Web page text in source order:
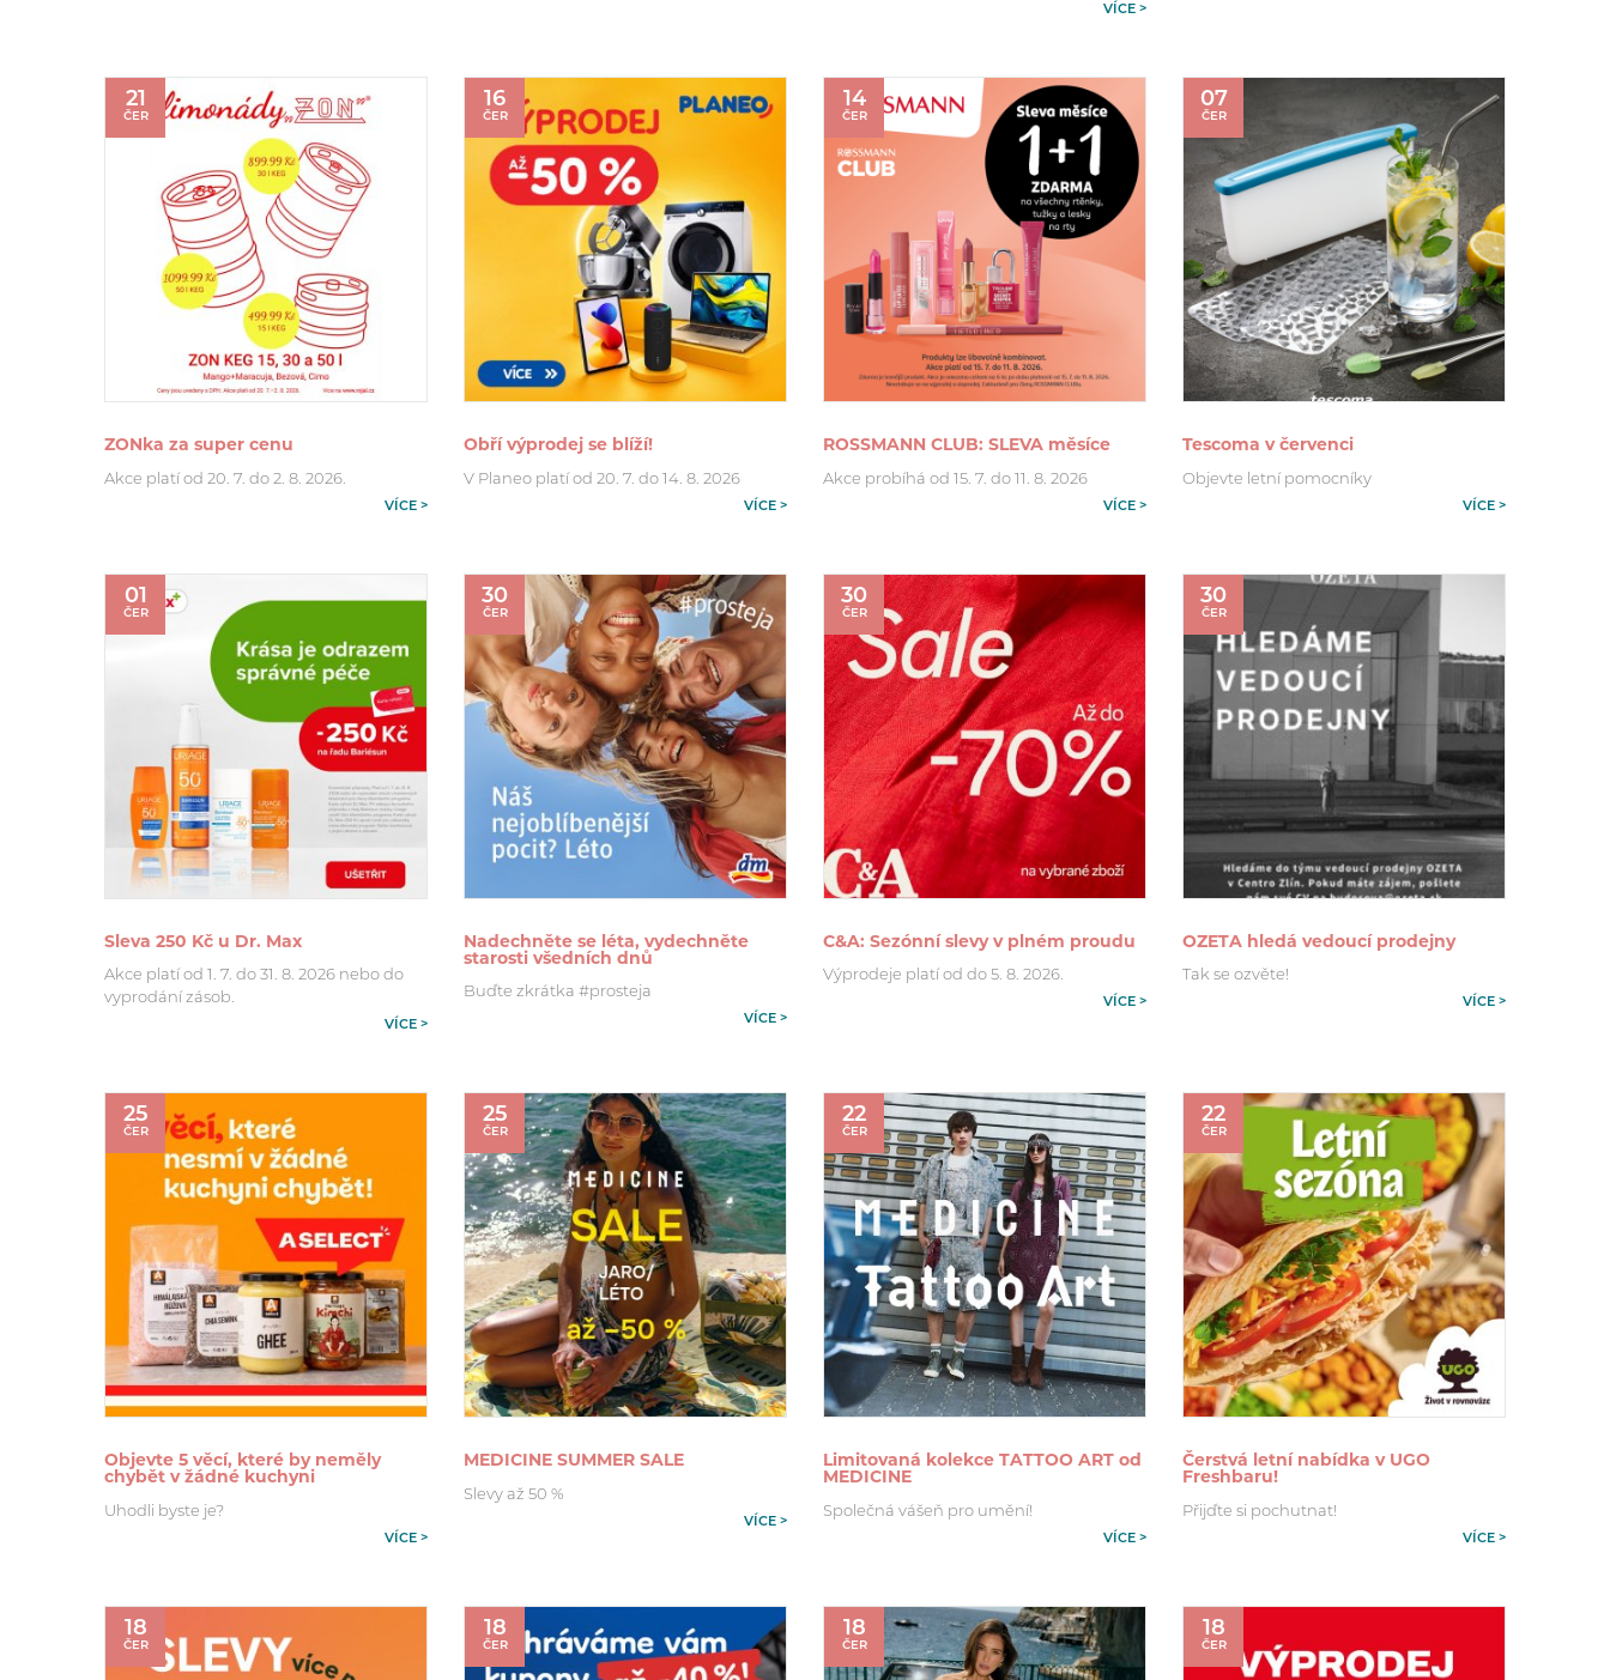
VÍCE >
21
ČER
ZONka za super cenu
Akce platí od 20. 7. do 2. 8. 2026.
VÍCE >
16
ČER
Obří výprodej se blíží!
V Planeo platí od 20. 7. do 14. 8. 2026
VÍCE >
14
ČER
ROSSMANN CLUB: SLEVA měsíce
Akce probíhá od 15. 7. do 11. 8. 2026
VÍCE >
07
ČER
Tescoma v červenci
Objevte letní pomocníky
VÍCE >
01
ČER
Sleva 250 Kč u Dr. Max
Akce platí od 1. 7. do 31. 8. 2026 nebo do
vyprodání zásob.
VÍCE >
30
ČER
Nadechněte se léta, vydechněte
starosti všedních dnů
Buďte zkrátka #prosteja
VÍCE >
30
ČER
C&A: Sezónní slevy v plném proudu
Výprodeje platí od do 5. 8. 2026.
VÍCE >
30
ČER
OZETA hledá vedoucí prodejny
Tak se ozvěte!
VÍCE >
25
ČER
Objevte 5 věcí, které by neměly
chybět v žádné kuchyni
Uhodli byste je?
VÍCE >
25
ČER
MEDICINE SUMMER SALE
Slevy až 50 %
VÍCE >
22
ČER
Limitovaná kolekce TATTOO ART od
MEDICINE
Společná vášeň pro umění!
VÍCE >
22
ČER
Čerstvá letní nabídka v UGO
Freshbaru!
Přijďte si pochutnat!
VÍCE >
18
ČER
18
ČER
18
ČER
18
ČER